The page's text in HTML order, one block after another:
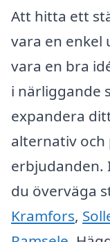
Att hitta ett
vara en enkel
vara en bra
i närliggande
expandera
alternativ
erbjudanden.
du överväga
Kramfors,